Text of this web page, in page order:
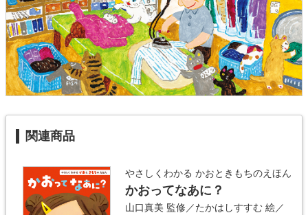
関連商品
やさしくわかる かおときもちのえほん
かおってなあに？
山口真美 監修／たかはしすすむ 絵／